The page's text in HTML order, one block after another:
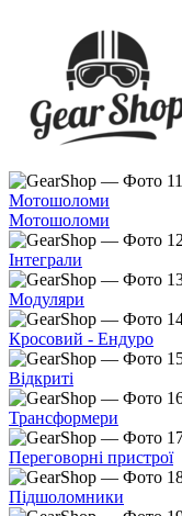
Мотошоломи
Мотошоломи
Інтеграли
Модуляри
Кросовий - Ендуро
Відкриті
Трансформери
Переговорні пристрої
Підшоломники